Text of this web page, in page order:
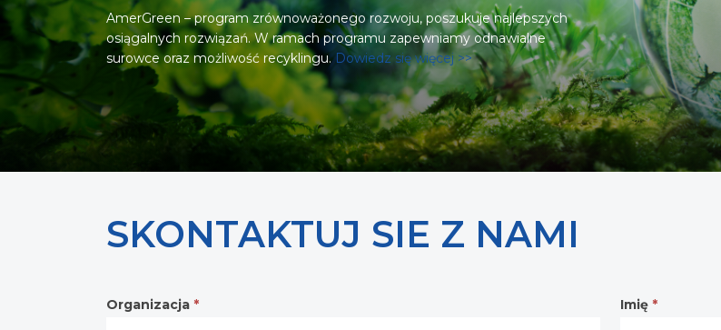
AmerGreen – program zrównoważonego rozwoju, poszukuje najlepszych
osiągalnych rozwiązań. W ramach programu zapewniamy odnawialne
surowce oraz możliwość recyklingu. Dowiedz się więcej >>
SKONTAKTUJ SIE Z NAMI
Contact
Organizacja * Imię *